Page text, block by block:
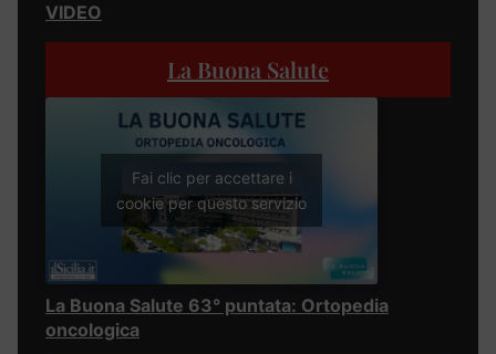
VIDEO
La Buona Salute
Fai clic per accettare i
cookie per questo servizio
La Buona Salute 63° puntata: Ortopedia
oncologica